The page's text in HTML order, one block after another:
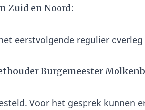
Zuid en Noord:
eerstvolgende regulier overleg
Burgemeester
Voor het gesprek kunnen